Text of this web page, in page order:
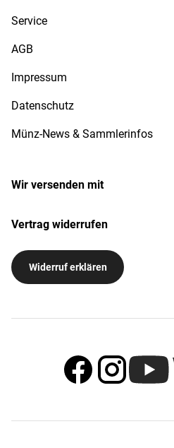
Service
AGB
Impressum
Datenschutz
Münz-News & Sammlerinfos
Wir versenden mit
Vertrag widerrufen
Widerruf erklären